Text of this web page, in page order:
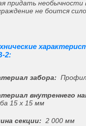
придать
не боится
2:
забора:
внутреннего
15 х 15 мм
секции: 2 000 мм